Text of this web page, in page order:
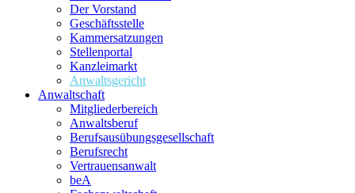
Der Vorstand
Geschäftsstelle
Kammersatzungen
Stellenportal
Kanzleimarkt
Anwaltsgericht
Anwaltschaft
Mitgliederbereich
Anwaltsberuf
Berufsausübungs­gesellschaft
Berufsrecht
Vertrauensanwalt
beA